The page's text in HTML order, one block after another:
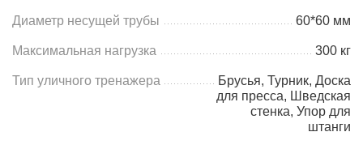
Диаметр несущей трубы 60*60 мм
Максимальная нагрузка 300 кг
Тип уличного тренажера
Брусья, Турник, Доска
для пресса, Шведская
стенка, Упор для
штанги